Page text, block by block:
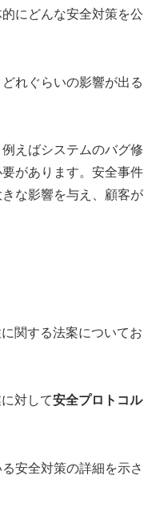
にどんな安全対策を公
れぐらいの影響が出る
えばシステムのバグ修
があります。安全事件
な影響を与え、顧客が
関する法案についてお
対して安全プロトコル
安全対策の詳細を示さ